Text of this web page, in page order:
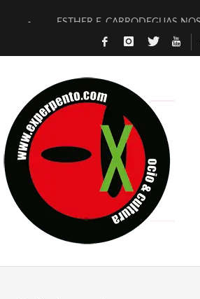
ESTHER F. CARRODEGUAS
[TERRA DE GUAPES] DE
TIMBRE 4, LA ESCUELA DEL
30 AÑOS (NO ES NADA) DE LA
MILITARES JUDÍAS
D’BALDOMEROS REINVENTAN
MARSHALL FLASH PRESENTA EN
JOFRE BARDAGÍ EN EXVITA